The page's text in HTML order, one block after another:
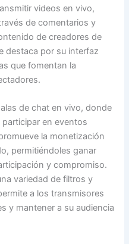
videos en vivo,
de comentarios y
de creadores de
destaca por su interfaz
que fomentan la
de chat en vivo, donde
en eventos
la monetización
permitiéndoles ganar
y compromiso.
variedad de filtros y
a los transmisores
y mantener a su audiencia